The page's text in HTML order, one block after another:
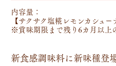
内容量：
【サクサク塩糀レモンカシュ
※賞味期限まで残り6カ月以上
新食感調味料に新味種登